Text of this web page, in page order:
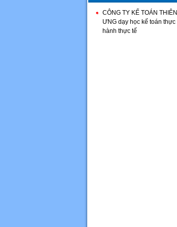
CÔNG TY KẾ TOÁN THIÊN
ƯNG dạy học kế toán thực
hành thực tế